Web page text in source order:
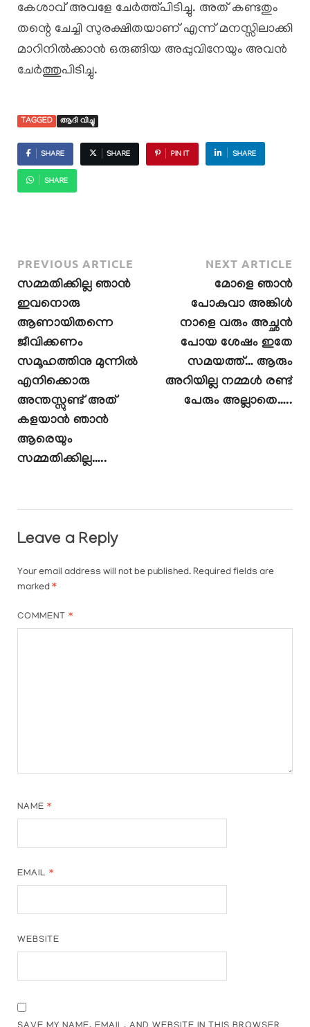
കേശാവ് അവളേ ചേർത്ത്പിടിച്ചു. അത് കണ്ടതും
തന്റെ ചേച്ചി സുരക്ഷിതയാണ് എന്ന് മനസ്സിലാക്കി
മാറിനിൽക്കാൻ ഒരുങ്ങിയ അപ്പുവിനേയും അവൻ
ചേർത്തുപിടിച്ചു.
TAGGED ആദി വിച്ചു
SHARE SHARE PIN IT SHARE
SHARE
PREVIOUS ARTICLE
സമ്മതിക്കില്ല ഞാൻ
ഇവനൊരു
ആണായിതന്നെ
ജീവിക്കണം
സമൂഹത്തിനു മുന്നിൽ
എനിക്കൊരു
അന്തസ്സുണ്ട് അത്
കളയാൻ ഞാൻ
ആരെയും
സമ്മതിക്കില്ല…..
NEXT ARTICLE
മോളെ ഞാൻ
പോകുവാ അങ്കിൾ
നാളെ വരും അച്ഛൻ
പോയ ശേഷം ഇതേ
സമയത്ത്… ആരും
അറിയില്ല നമ്മൾ രണ്ട്
പേരും അല്ലാതെ…..
Leave a Reply
Your email address will not be published. Required fields are
marked *
COMMENT*
NAME*
EMAIL*
WEBSITE